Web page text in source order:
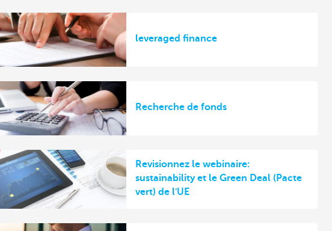
leveraged finance
Recherche de fonds
Revisionnez le webinaire:
sustainability et le Green Deal (Pacte
vert) de l'UE